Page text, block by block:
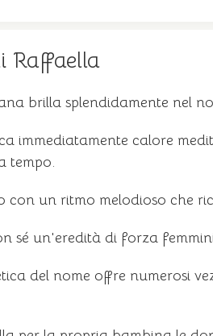
Raffaella
brilla splendidamente nel
immediatamente calore
tempo.
con un ritmo melodioso che
sé un'eredità di forza
del nome offre numerosi